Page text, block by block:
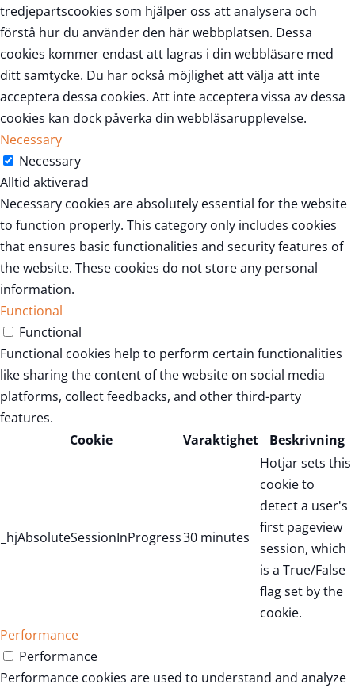
tredjepartscookies som hjälper oss att analysera och
förstå hur du använder den här webbplatsen. Dessa
cookies kommer endast att lagras i din webbläsare med
ditt samtycke. Du har också möjlighet att välja att inte
acceptera dessa cookies. Att inte acceptera vissa av dessa
cookies kan dock påverka din webbläsarupplevelse.
Necessary
Necessary
Alltid aktiverad
Necessary cookies are absolutely essential for the website
to function properly. This category only includes cookies
that ensures basic functionalities and security features of
the website. These cookies do not store any personal
information.
Functional
Functional
Functional cookies help to perform certain functionalities
like sharing the content of the website on social media
platforms, collect feedbacks, and other third-party
features.
Cookie
Varaktighet Beskrivning
_hjAbsoluteSessionInProgress30 minutes
Hotjar sets this
cookie to
detect a user's
first pageview
session, which
is a True/False
flag set by the
cookie.
Performance
Performance
Performance cookies are used to understand and analyze